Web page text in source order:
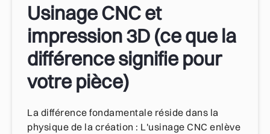
Usinage CNC et
impression 3D (ce que la
différence signifie pour
votre pièce)
La différence fondamentale réside dans la
physique de la création : L'usinage CNC enlève